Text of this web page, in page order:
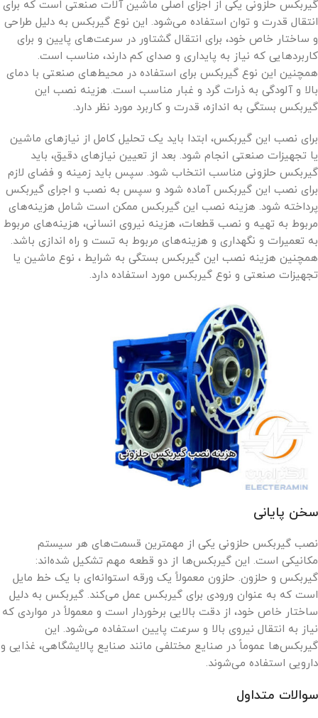
گیربکس حلزونی یکی از اجزای اصلی ماشین آلات صنعتی است که برای
انتقال قدرت و توان استفاده می‌شود. این نوع گیربکس به دلیل طراحی
و ساختار خاص خود، برای انتقال گشتاور در سرعت‌های پایین و برای
کاربردهایی که نیاز به پایداری و صدای کم دارند، مناسب است.
همچنین این نوع گیربکس برای استفاده در محیط‌های صنعتی با دمای
بالا و آلودگی به ذرات گرد و غبار مناسب است. هزینه نصب این
گیربکس بستگی به اندازه، قدرت و کاربرد مورد نظر دارد.
برای نصب این گیربکس، ابتدا باید یک تحلیل کامل از نیازهای ماشین
یا تجهیزات صنعتی انجام شود. بعد از تعیین نیازهای دقیق، باید
گیربکس حلزونی مناسب انتخاب شود. سپس باید زمینه و فضای لازم
برای نصب این گیربکس آماده شود و سپس به نصب و اجرای گیربکس
پرداخته شود. هزینه نصب این گیربکس ممکن است شامل هزینه‌های
مربوط به تهیه و نصب قطعات، هزینه نیروی انسانی، هزینه‌های مربوط
به تعمیرات و نگهداری و هزینه‌های مربوط به تست و راه اندازی باشد.
همچنین هزینه نصب این گیربکس بستگی به شرایط ، نوع ماشین یا
تجهیزات صنعتی و نوع گیربکس مورد استفاده دارد.
سخن پایانی
نصب گیربکس حلزونی یکی از مهمترین قسمت‌های هر سیستم
مکانیکی است. این گیربکس‌ها از دو قطعه مهم تشکیل شده‌اند:
گیربکس و حلزون. حلزون معمولاً یک ورقه استوانه‌ای با یک خط مایل
است که به عنوان ورودی برای گیربکس عمل می‌کند. گیربکس به دلیل
ساختار خاص خود، از دقت بالایی برخوردار است و معمولاً در مواردی که
نیاز به انتقال نیروی بالا و سرعت پایین استفاده می‌شود. این
گیربکس‌ها عموماً در صنایع مختلفی مانند صنایع پالایشگاهی، غذایی و
دارویی استفاده می‌شوند.
سوالات متداول